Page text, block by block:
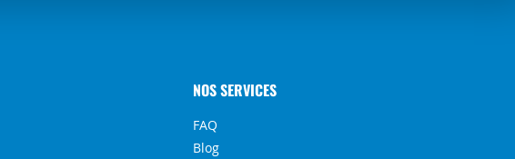
NOS SERVICES
FAQ
Blog